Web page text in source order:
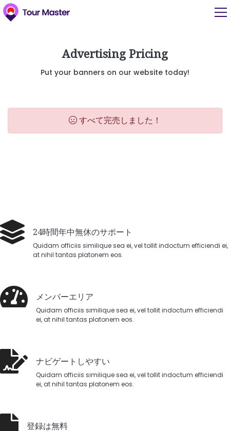
Advertising Pricing
Put your banners on our website today!
すべて完売しました！
24時間年中無休のサポート
Quidam officiis similique sea ei, vel tollit indoctum efficiendi ei,
at nihil tantas platonem eos.
メンバーエリア
Quidam officiis similique sea ei, vel tollit indoctum efficiendi
ei, at nihil tantas platonem eos.
ナビゲートしやすい
Quidam officiis similique sea ei, vel tollit indoctum efficiendi
ei, at nihil tantas platonem eos.
登録は無料